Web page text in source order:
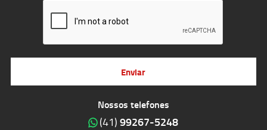
Nossos telefones
(41) 99267-5248
Enviar